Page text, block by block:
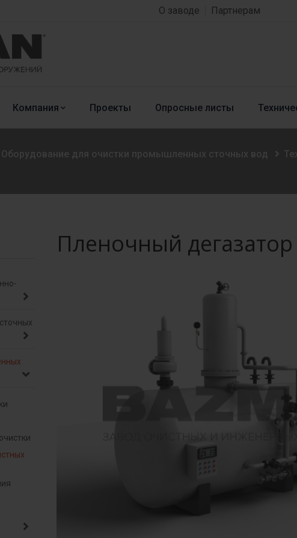
О заводе Партнерам
Компания Проекты Опросные листы
Оборудование для очистки промышленных сточных вод
Пленочный дегазатор